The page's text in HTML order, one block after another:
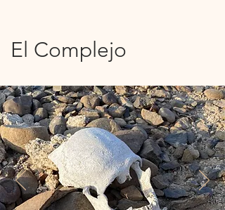
El Complejo